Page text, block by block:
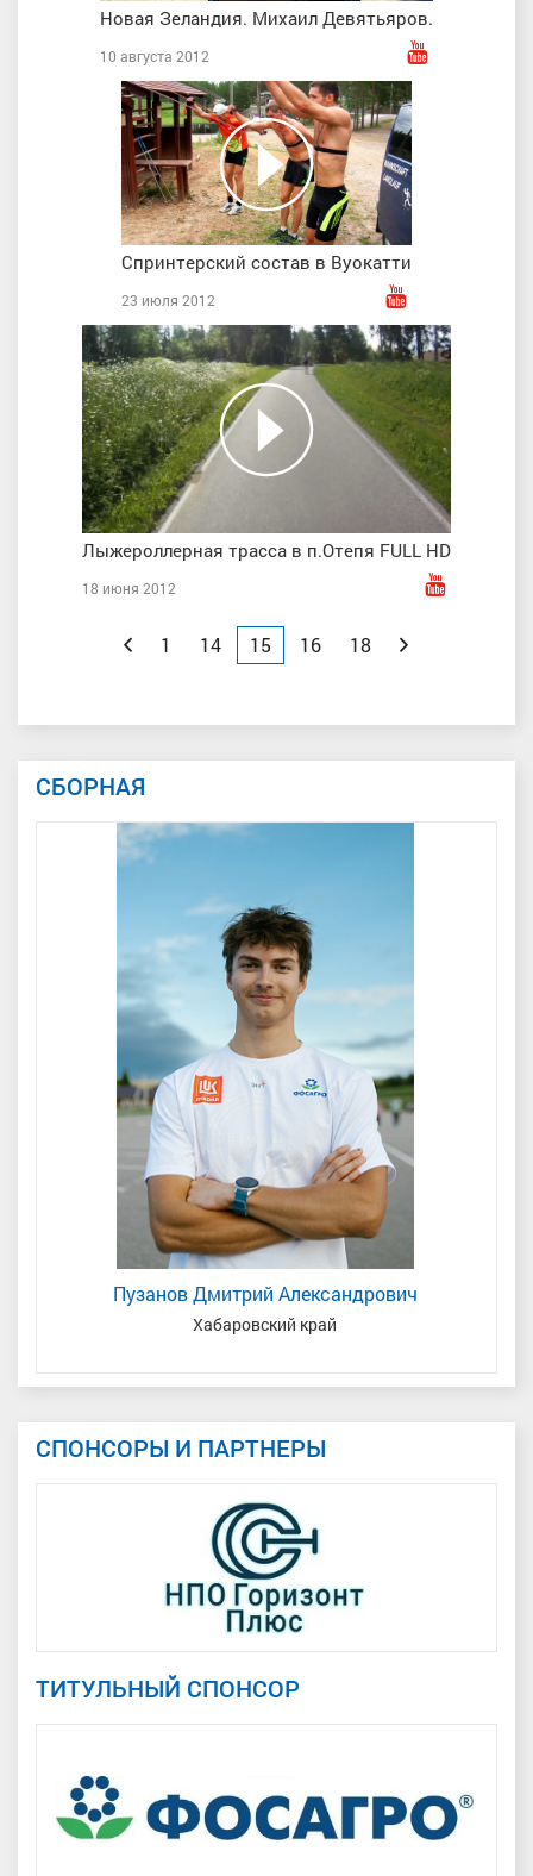
Новая Зеландия. Михаил Девятьяров.
10 августа 2012
Спринтерский состав в Вуокатти
23 июля 2012
Лыжероллерная трасса в п.Отепя FULL HD
18 июня 2012
Назад
1 14 15 16 18 Вперед
СБОРНАЯ
Пузанов Дмитрий Александрович
Хабаровский край
СПОНСОРЫ И ПАРТНЕРЫ
ТИТУЛЬНЫЙ СПОНСОР